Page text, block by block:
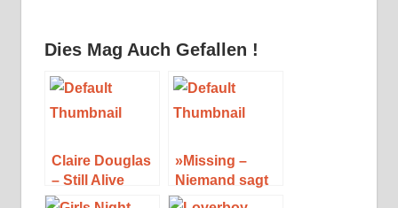
Dies Mag Auch Gefallen !
Claire Douglas
– Still Alive
»Missing –
Niemand sagt
die ganze